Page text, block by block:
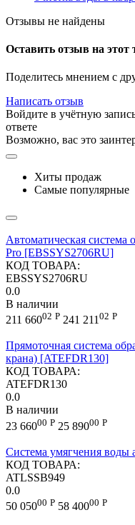
Отзывы не найдены
Оставить отзыв на этот
Поделитесь мнением с
Написать отзыв
Войдите в учётную
ответе
Возможно, вас это
Хиты продаж
Самые популярные
Автоматическая
Pro [EBSSYS2706RU]
КОД ТОВАРА:
EBSSYS2706RU
0.0
В наличии
211 66002 Р 241 211 02 Р
Прямоточная система
крана) [ATEFDR130]
КОД ТОВАРА:
ATEFDR130
0.0
В наличии
23 66000 Р 25 89000 Р
Cистема умягчения
КОД ТОВАРА:
ATLSSB949
0.0
50 05000 Р 58 40000 Р